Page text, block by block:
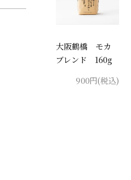
大阪鶴橋 モカ
ブレンド 160g
900円(税込)